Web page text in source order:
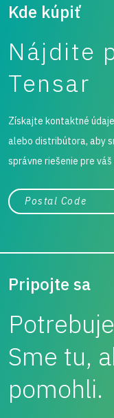
Kde kúpiť
Nájdite
Tensar
Získajte kontaktné
alebo distribútora, aby
správne riešenie pre
Mesto, štát alebo PSČ
Pripojte sa
Sme tu,
pomohli.